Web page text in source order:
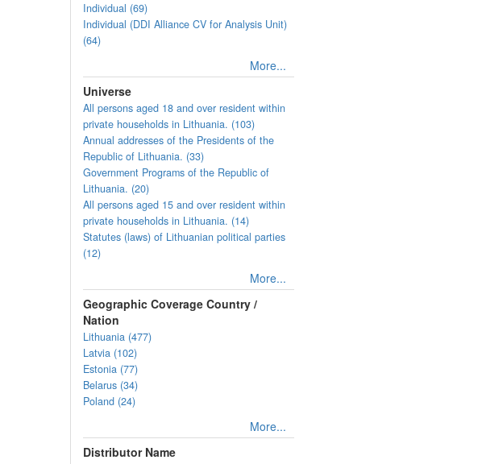
Individual (69)
Individual (DDI Alliance CV for Analysis Unit)
(64)
More...
Universe
All persons aged 18 and over resident within
private households in Lithuania. (103)
Annual addresses of the Presidents of the
Republic of Lithuania. (33)
Government Programs of the Republic of
Lithuania. (20)
All persons aged 15 and over resident within
private households in Lithuania. (14)
Statutes (laws) of Lithuanian political parties
(12)
More...
Geographic Coverage Country /
Nation
Lithuania (477)
Latvia (102)
Estonia (77)
Belarus (34)
Poland (24)
More...
Distributor Name